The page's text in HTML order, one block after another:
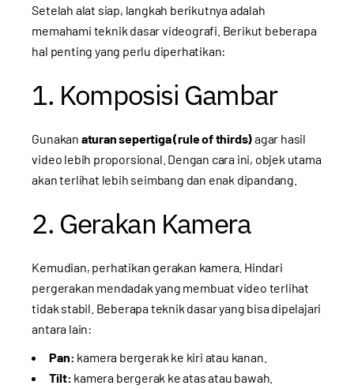
Setelah alat siap, langkah berikutnya adalah
memahami teknik dasar videografi. Berikut beberapa
hal penting yang perlu diperhatikan:
1. Komposisi Gambar
Gunakan aturan sepertiga (rule of thirds)agar hasil
video lebih proporsional. Dengan cara ini, objek utama
akan terlihat lebih seimbang dan enak dipandang.
2. Gerakan Kamera
Kemudian, perhatikan gerakan kamera. Hindari
pergerakan mendadak yang membuat video terlihat
tidak stabil. Beberapa teknik dasar yang bisa dipelajari
antara lain:
Pan: kamera bergerak ke kiri atau kanan.
Tilt: kamera bergerak ke atas atau bawah.